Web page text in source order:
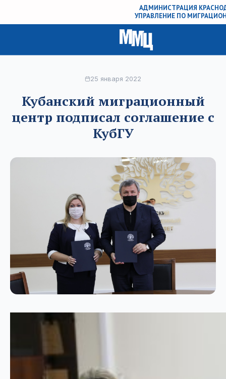
АДМИНИСТРАЦИЯ
УПРАВЛЕНИЕ ПО
25 января 2022
Кубанский миграционный
центр подписал соглашение с
КубГУ